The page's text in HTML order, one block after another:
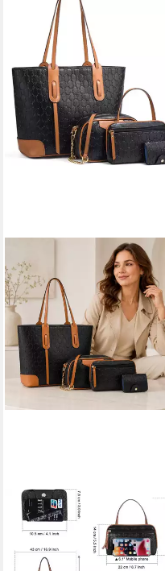
PEDETE
Shopper Handtasche Damen
Tote tasche Groß
Schultertasche